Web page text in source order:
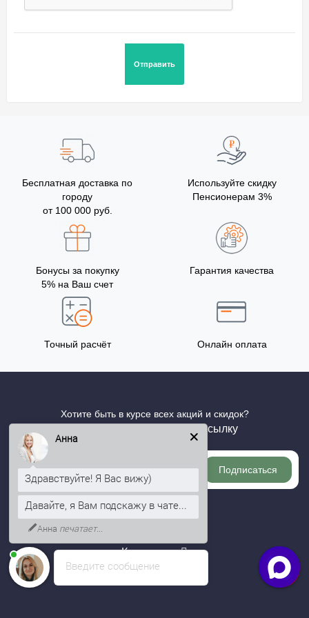
Бесплатная доставка по
городу
от 100 000 руб.
Используйте скидку
Пенсионерам 3%
Бонусы за покупку
5% на Ваш счет
Гарантия качества
Точный расчёт Онлайн оплата
Хотите быть в курсе всех акций и скидок?
Подпишитесь на нашу рассылку
Подписаться
Категории
Введите сообщение
Анна
Здравствуйте! Я Вас вижу)
Давайте, я Вам подскажу в чате...
Анна печатает...